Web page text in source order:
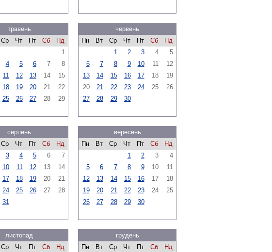
травень
Ср Чт Пт Сб
Нд
1
4 5 6 7
8
11 12 13 14
15
18 19 20 21
22
25 26 27 28
29
червень
Пн
Вт Ср Чт Пт Сб
Нд
1
2 3 4
5
6
7 8 9 10 11
12
13
14 15 16 17 18
19
20
21 22 23 24 25
26
27
28 29 30
серпень
Ср Чт Пт Сб
Нд
3 4 5 6
7
10 11 12 13
14
17 18 19 20
21
24 25 26 27
28
31
вересень
Пн
Вт Ср Чт Пт Сб
Нд
1
2 3
4
5
6 7 8 9 10
11
12
13 14 15 16 17
18
19
20 21 22 23 24
25
26
27 28 29 30
листопад
Ср Чт Пт Сб
Нд
грудень
Пн
Вт Ср Чт Пт Сб
Нд